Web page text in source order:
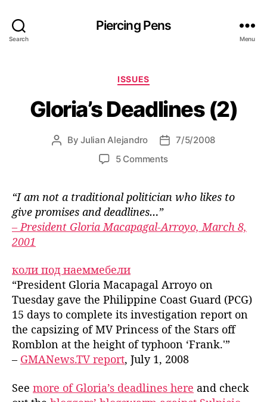
Search
Piercing Pens
Menu
C
t
e
o
r
s
ISSUES
Gloria’s Deadlines (2)
P
a
t
h
ByJulian Alejandro
P
d
e
7/5/2008
5 Commentso
l
r
D
e
a
d
l
i
e
s
“I am not a traditional politician who likes to
give promises and deadlines…”
– President Gloria Macapagal-Arroyo, March 8,
2001
коли под наеммебели
“President Gloria Macapagal Arroyo on
Tuesday gave the Philippine Coast Guard (PCG)
15 days to complete its investigation report on
the capsizing of MV Princess of the Stars off
Romblon at the height of typhoon ‘Frank.'”
– GMANews.TV report, July 1, 2008
See more of Gloria’s deadlines here and check